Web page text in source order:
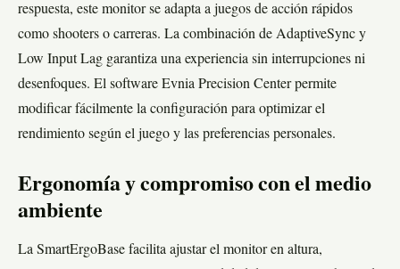
respuesta, este monitor se adapta a juegos de acción rápidos
como shooters o carreras. La combinación de AdaptiveSync y
Low Input Lag garantiza una experiencia sin interrupciones ni
desenfoques. El software Evnia Precision Center permite
modificar fácilmente la configuración para optimizar el
rendimiento según el juego y las preferencias personales.
Ergonomía y compromiso con el medio
ambiente
La SmartErgoBase facilita ajustar el monitor en altura,